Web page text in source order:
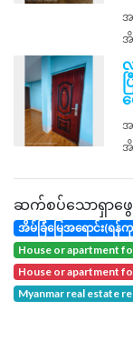
အ
အိ
ရ
အ
အိ
ဆက်စပ်သောရှာဖွေမှု
အိမ်ခြံမြေအရောင်း(ရန်
house or apartment
house or apartment
Myanmar real estate